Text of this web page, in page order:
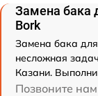
Замена бака
Bork
Замена бака
несложная
Казани.
Позвоните